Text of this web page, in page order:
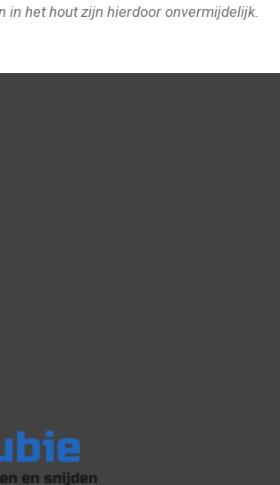
het hout zijn hierdoor onvermijdelijk.